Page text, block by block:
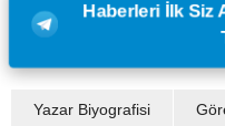
Haberleri İlk Siz
Yazar Biyografisi